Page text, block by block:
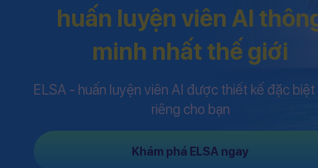
huấn luyện viên AI
minh nhất thế giới
ELSA - huấn luyện viên AI được thiết kế đặc biệt
riêng cho bạn
Khám phá ELSA ngay